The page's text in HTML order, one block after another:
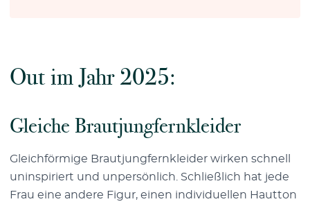
Out im Jahr 2025:
Gleiche Brautjungfernkleider
Gleichförmige Brautjungfernkleider wirken schnell
uninspiriert und unpersönlich. Schließlich hat jede
Frau eine andere Figur, einen individuellen Hautton